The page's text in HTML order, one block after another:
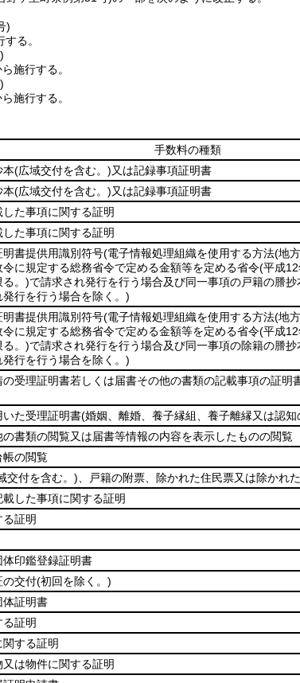
)
る。
施行する。
施行する。
手数料の種類
本(広域交付を含む。)又は記録事項証明書
本(広域交付を含む。)又は記録事項証明書
した事項に関する証明
した事項に関する証明
明書提供用識別符号(電子情報処理組織を使用する方法(地
令に規定する総務省令で定める金額等を定める省令(平成
る。)で請求され発行を行う場合及び同一事項の戸籍の謄
発行を行う場合を除く。)
明書提供用識別符号(電子情報処理組織を使用する方法(地
令に規定する総務省令で定める金額等を定める省令(平成
る。)で請求され発行を行う場合及び同一事項の除籍の謄
発行を行う場合を除く。)
の受理証明書若しくは届書その他の書類の記載事項の証明
いた受理証明書(婚姻、離婚、養子縁組、養子離縁又は認知
の書類の閲覧又は届書等情報の内容を表示したものの閲覧
帳の閲覧
交付を含む。) 、戸籍の附票、除かれた住民票又は除かれ
した事項に関する証明
証明
体印鑑登録証明書
の交付(初回を除く。)
体証明書
証明
する証明
又は物件に関する証明